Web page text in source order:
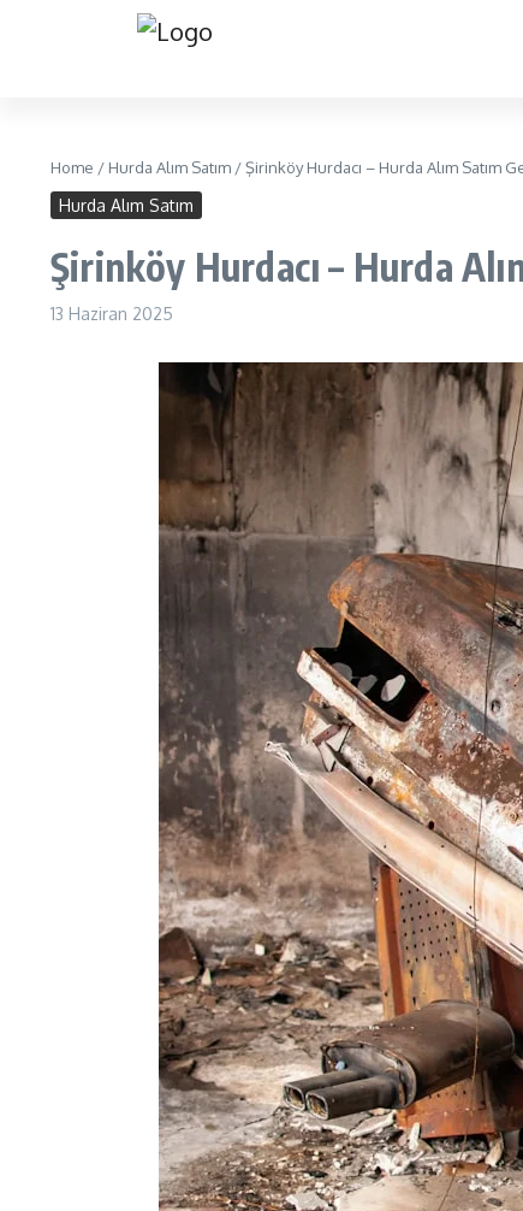
Home / Hurda Alım Satım /Şirinköy Hurdacı – Hurda Alım Satım
Hurda Alım Satım
Şirinköy Hurdacı – Hurda
13 Haziran 2025